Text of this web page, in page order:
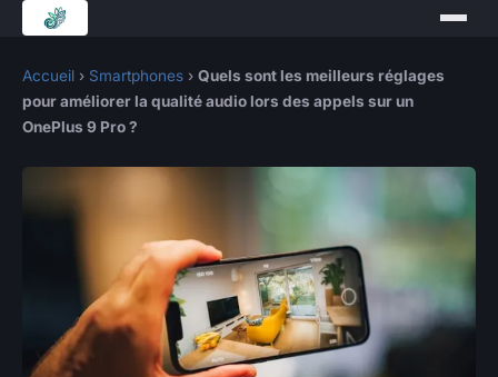
Accueil › Smartphones › Quels sont les meilleurs réglages
pour améliorer la qualité audio lors des appels sur un
OnePlus 9 Pro ?